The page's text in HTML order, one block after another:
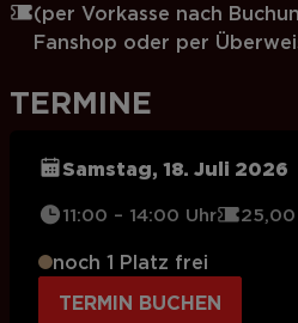
(per Vorkasse nach
Fanshop oder per
TERMINE
Samstag, 18. Juli 2026
11:00 – 14:00 Uhr 25,00
noch 1 Platz frei
TERMIN BUCHEN